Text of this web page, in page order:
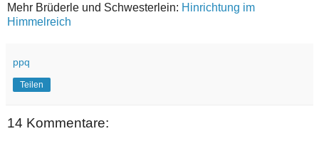
Mehr Brüderle und Schwesterlein: Hinrichtung im
Himmelreich
ppq
Teilen
14 Kommentare: